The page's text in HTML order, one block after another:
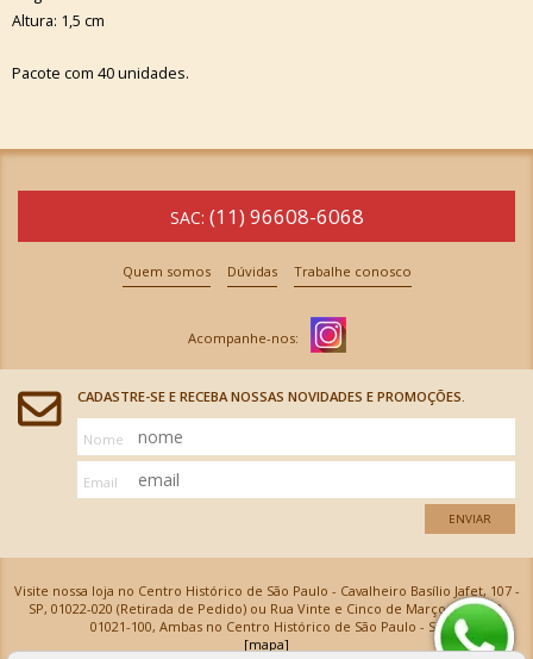
Altura: 1,5 cm
Pacote com 40 unidades.
SAC: (11) 96608-6068
Quem somos Dúvidas Trabalhe conosco
CADASTRE-SE E RECEBA NOSSAS NOVIDADES E PROMOÇÕES.
Nome
Email
ENVIAR
Visite nossa loja no Centro Histórico de São Paulo - Cavalheiro Basílio Jafet, 107 -
SP, 01022-020 (Retirada de Pedido) ou Rua Vinte e Cinco de Março, 576 - SP,
01021-100, Ambas no Centro Histórico de São Paulo - SP
[mapa]